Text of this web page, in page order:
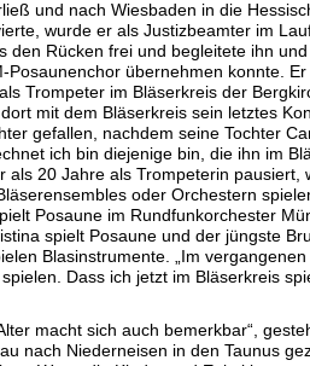
und nach Wiesbaden in die
wurde er als Justizbeamter im
den Rücken frei und begleitete ihn
Posaunenchor übernehmen konnte.
Trompeter im Bläserkreis der
mit dem Bläserkreis sein letztes
gefallen, nachdem seine Tochter
ich bin diejenige bin, die ihn im
20 Jahre als Trompeterin pausiert,
oder Orchestern
Posaune im Rundfunkorchester
spielt Posaune und der jüngste
Blasinstrumente. „Im
Dass ich jetzt im Bläserkreis
macht sich auch bemerkbar“,
nach Niederneisen in den Taunus